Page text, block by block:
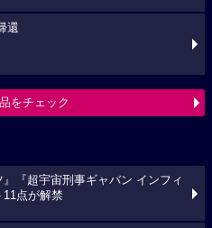
還
をチェック
』『超宇宙刑事ギャバン インフィ
点が解禁